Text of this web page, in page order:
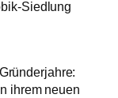
ihrem neuen